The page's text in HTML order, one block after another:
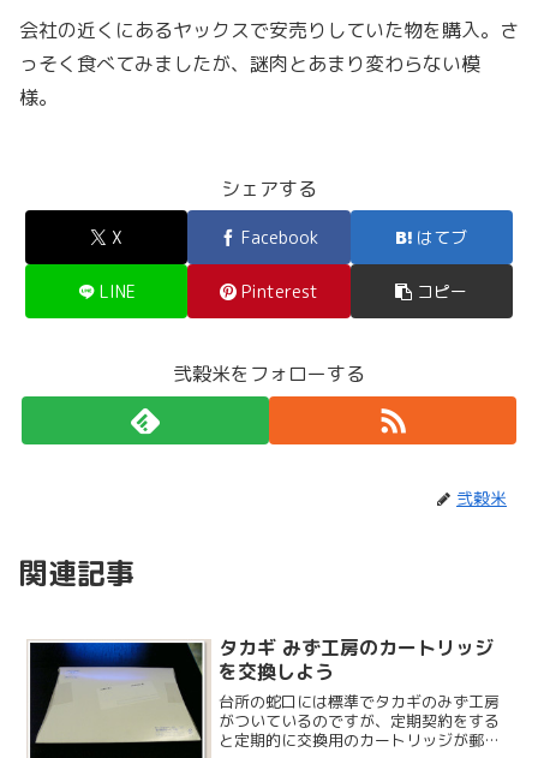
会社の近くにあるヤックスで安売りしていた物を購入。さ
っそく食べてみましたが、謎肉とあまり変わらない模
様。
シェアする
X Facebook はてブ
LINE Pinterest コピー
弐穀米をフォローする
弐穀米
関連記事
タカギ みず工房のカートリッジ
を交換しよう
台所の蛇口には標準でタカギのみず工房
がついているのですが、定期契約をする
と定期的に交換用のカートリッジが郵送